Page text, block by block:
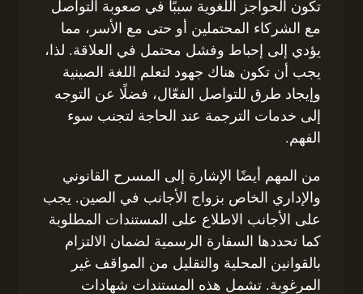
تكون الحواجز اللغوية سببًا في صعوبة التواصل
مع الشركاء المحتملين أو حتى مع الأسر، مما
يؤدي إلى إحباط وفشل محتمل في العلاقة. لذا،
يجب أن تكون هناك جهود لتعلم اللغة الصينية
وإيجاد طرق للتواصل الفعّال، فضلًا عن التوجه
إلى خدمات الترجمة عند الحاجة لتجنب سوء
الفهم.
من المهم أيضًا الإشارة إلى المسرح القانوني
والإداري الخاص بزواج الأجانب في الصين. يجب
على الأجانب الاطلاع على المستندات المطلوبة
كما تحددها السفارة الرسمية لضمان الالتزام
بالقوانين المحلية والتقليل من المواقف غير
المرغوبة. تشمل هذه المستندات شهادات